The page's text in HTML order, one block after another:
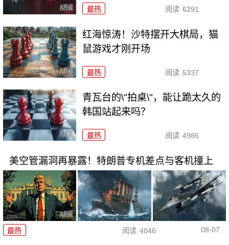
最热 阅读 6291
红海惊涛！沙特摆开大棋局，猫
鼠游戏才刚开场
最热 阅读 5337
青瓦台的\"拍桌\"，能让跪太久的
韩国站起来吗？
最热 阅读 4986
美空管漏洞再暴露！特朗普专机差点与客机撞上
最热 阅读 4046 08-07